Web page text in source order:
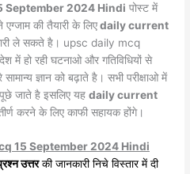
p
y
Li
n
k
ar
e
September 2024 Hindi पोस्ट में
की तैयारी के लिएdaily current
ले सकते है। upsc daily mcq
में हो रही घटनाओ और गतिविधियों से
ज्ञान को बढ़ाते है। सभी परीक्षाओ में
जाते है इसलिए यहdaily current
करने के लिए काफी सहायक होंगे।
15 September 2024 Hindi
उत्तरकी जानकारी निचे विस्तार में दी